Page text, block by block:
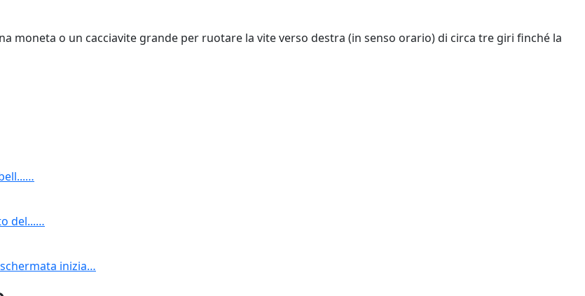
o un cacciavite grande per ruotare la vite verso destra (in senso orario) di circa tre giri finché la
del...…
inizia…